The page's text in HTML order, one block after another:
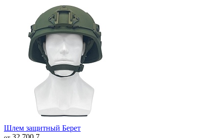
Шлем защитный Берет